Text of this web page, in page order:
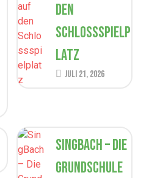
den
Schlossspielp
latz
Juli 21, 2026
SingBach – Die
Grundschule